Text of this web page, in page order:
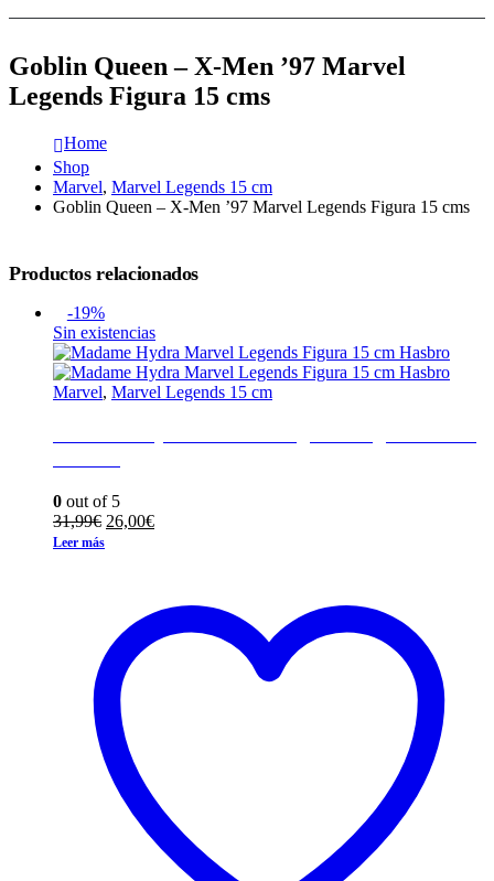
Goblin Queen – X-Men ’97 Marvel
Legends Figura 15 cms
Home
Shop
Marvel, Marvel Legends 15 cm
Goblin Queen – X-Men ’97 Marvel Legends Figura 15 cms
Productos relacionados
-19%
Sin existencias
Marvel, Marvel Legends 15 cm
0 out of 5
31,99€ El
26,00€El
Leer más